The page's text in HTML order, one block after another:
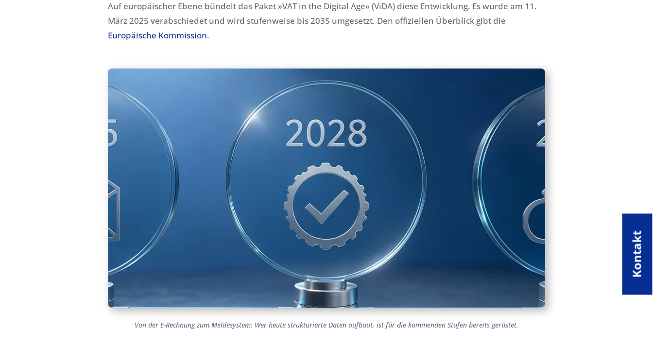
Auf europäischer Ebene bündelt das Paket »VAT in the Digital Age« (ViDA) diese Entwicklung. Es wurde am 11.
März 2025 verabschiedet und wird stufenweise bis 2035 umgesetzt. Den offiziellen Überblick gibt die
Europäische Kommission.
Von der E-Rechnung zum Meldesystem: Wer heute strukturierte Daten aufbaut, ist für die kommenden Stufen bereits gerüstet.
Kontakt